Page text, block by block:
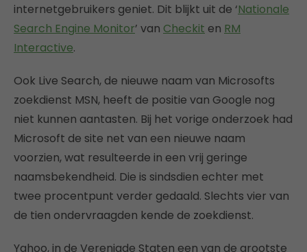
internetgebruikers geniet. Dit blijkt uit de ‘Nationale
Search Engine Monitor’ van Checkit en RM
Interactive.
Ook Live Search, de nieuwe naam van Microsofts
zoekdienst MSN, heeft de positie van Google nog
niet kunnen aantasten. Bij het vorige onderzoek had
Microsoft de site net van een nieuwe naam
voorzien, wat resulteerde in een vrij geringe
naamsbekendheid. Die is sindsdien echter met
twee procentpunt verder gedaald. Slechts vier van
de tien ondervraagden kende de zoekdienst.
Yahoo, in de Verenigde Staten een van de grootste